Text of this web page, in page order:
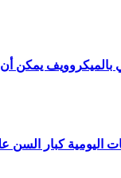
بالميكروويف يمكن
اليومية كبار السن